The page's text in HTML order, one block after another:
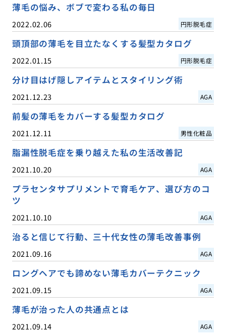
薄毛の悩み、ボブで変わる私の毎日
2022.02.06 円形脱毛症
頭頂部の薄毛を目立たなくする髪型カタログ
2022.01.15 円形脱毛症
分け目はげ隠しアイテムとスタイリング術
2021.12.23 AGA
前髪の薄毛をカバーする髪型カタログ
2021.12.11 男性化粧品
脂漏性脱毛症を乗り越えた私の生活改善記
2021.10.20 AGA
プラセンタサプリメントで育毛ケア、選び方のコ
ツ
2021.10.10 AGA
治ると信じて行動、三十代女性の薄毛改善事例
2021.09.16 AGA
ロングヘアでも諦めない薄毛カバーテクニック
2021.09.15 AGA
薄毛が治った人の共通点とは
2021.09.14 AGA